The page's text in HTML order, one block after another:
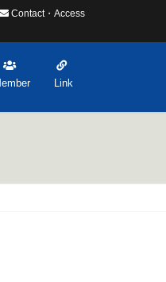
Contact・Access
Link